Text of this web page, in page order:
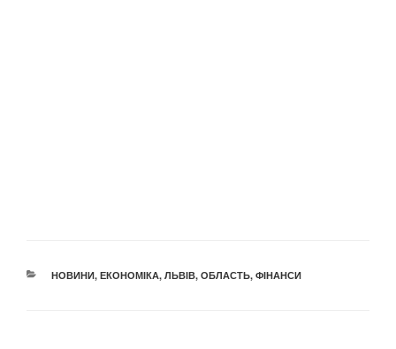
КАТЕГОРІЇ
НОВИНИ, ЕКОНОМІКА, ЛЬВІВ, ОБЛАСТЬ, ФІНАНСИ